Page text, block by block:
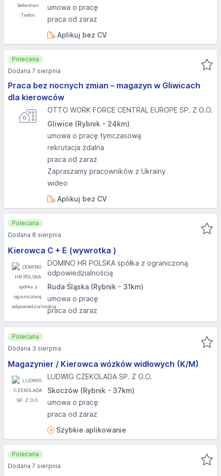
umowa o pracę
praca od zaraz
Aplikuj bez CV
Praca bez nocnych zmian – magazyn w Gliwicach
dla kierowców
OTTO WORK FORCE CENTRAL EUROPE SP. Z O.O.
Gliwice (Rybnik - 24km)
umowa o pracę tymczasową
rekrutacja zdalna
praca od zaraz
Zapraszamy pracowników z Ukrainy
wideo
Aplikuj bez CV
Polecana
Dodana 7 sierpnia
Kierowca C + E (wywrotka )
DOMINO HR POLSKA spółka z ograniczoną
odpowiedzialnością
Ruda Śląska (Rybnik - 31km)
umowa o pracę
praca od zaraz
Polecana
Dodana 8 sierpnia
Magazynier / Kierowca wózków widłowych (K/M)
LUDWIG CZEKOLADA SP. Z O.O.
Skoczów (Rybnik - 37km)
umowa o pracę
praca od zaraz
Szybkie aplikowanie
Polecana
Dodana 3 sierpnia
Polecana
Dodana 7 sierpnia